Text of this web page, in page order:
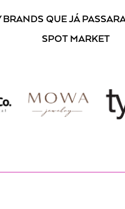
BRANDS QUE JÁ
SPOT MARKET